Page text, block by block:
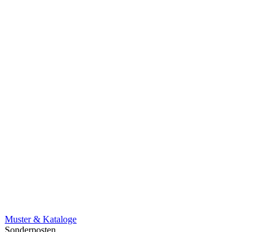
Muster & Kataloge
Sonderposten